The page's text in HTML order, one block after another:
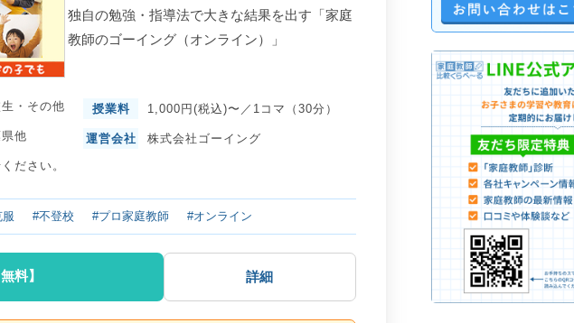
独自の勉強・指導法で大きな結果を出す「家庭
教師のゴーイング（オンライン）」
・ その他 授業料 1,000円(税込)〜／1コマ（30分）
他 運営会社 株式会社ゴーイング
ださい。
#不登校 #プロ家庭教師 #オンライン
料】 詳細